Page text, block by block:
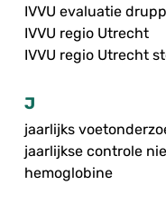
IVVU evaluatie
IVVU regio Utrecht
IVVU regio Utrecht
J
jaarlijks
jaarlijkse controle
hemoglobine